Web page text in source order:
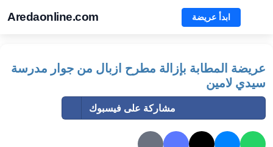
Aredaonline.com ابدأ عريضة
عريضة المطابة بإزالة مطرح ازبال من جوار مدرسة
سيدي لامين
مشاركة على فيسبوك